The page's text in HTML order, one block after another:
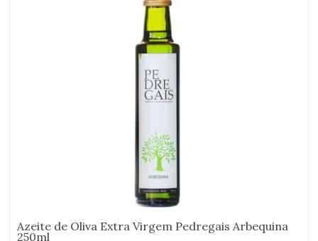
Azeite de Oliva Extra Virgem Pedregais Arbequina
250ml